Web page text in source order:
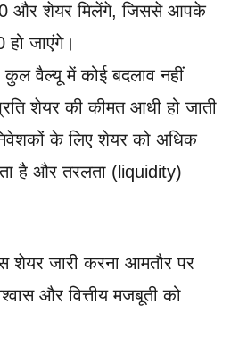
और शेयर मिलेंगे, जिससे आपके
जाएंगे।
वैल्यू में कोई बदलाव नहीं
शेयर की कीमत आधी हो जाती
के लिए शेयर को अधिक
है और तरलता (liquidity)
शेयर जारी करना आमतौर पर
और वित्तीय मजबूती को